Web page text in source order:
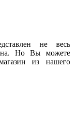
не весь
Но Вы можете
из нашего